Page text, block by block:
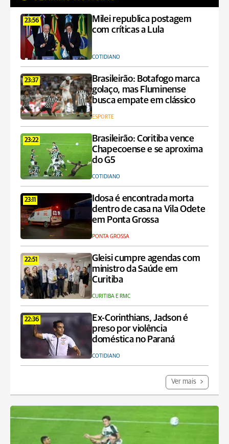
23:56
Milei republica postagem
com críticas a Lula
COTIDIANO
23:37
Brasileirão: Botafogo marca
golaço, mas Fluminense
busca empate em clássico
ESPORTE
23:22
Brasileirão: Coritiba vence
Chapecoense e se aproxima
do G5
COTIDIANO
23:11
Idosa é encontrada morta
dentro de casa na Vila Odete
em Ponta Grossa
PONTA GROSSA
22:51
Gleisi cumpre agendas com
ministro da Saúde em
Curitiba
CURITIBA E RMC
22:36
Ex-Corinthians, Jadson é
preso por violência
doméstica no Paraná
COTIDIANO
Ver mais